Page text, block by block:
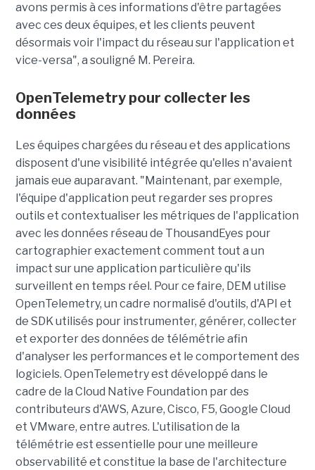
avons permis à ces informations d'être partagées
avec ces deux équipes, et les clients peuvent
désormais voir l'impact du réseau sur l'application et
vice-versa", a souligné M. Pereira.
OpenTelemetry pour collecter les
données
Les équipes chargées du réseau et des applications
disposent d'une visibilité intégrée qu'elles n'avaient
jamais eue auparavant. "Maintenant, par exemple,
l'équipe d'application peut regarder ses propres
outils et contextualiser les métriques de l'application
avec les données réseau de ThousandEyes pour
cartographier exactement comment tout a un
impact sur une application particulière qu'ils
surveillent en temps réel. Pour ce faire, DEM utilise
OpenTelemetry, un cadre normalisé d'outils, d'API et
de SDK utilisés pour instrumenter, générer, collecter
et exporter des données de télémétrie afin
d'analyser les performances et le comportement des
logiciels. OpenTelemetry est développé dans le
cadre de la Cloud Native Foundation par des
contributeurs d'AWS, Azure, Cisco, F5, Google Cloud
et VMware, entre autres. L'utilisation de la
télémétrie est essentielle pour une meilleure
observabilité et constitue la base de l'architecture